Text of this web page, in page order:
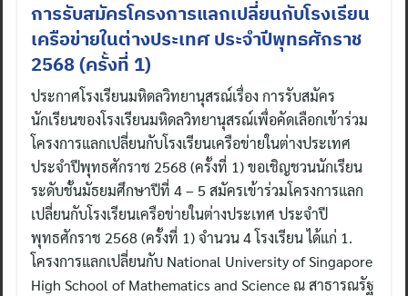
การรับสมัครโครงการแลกเปลี่ยนกับโรงเรียน
เครือข่ายในต่างประเทศ ประจำปีพุทธศักราช
2568 (ครั้งที่ 1)
ประกาศโรงเรียนมหิดลวิทยานุสรณ์เรื่อง การรับสมัคร
นักเรียนของโรงเรียนมหิดลวิทยานุสรณ์เพื่อคัดเลือกเข้าร่วม
โครงการแลกเปลี่ยนกับโรงเรียนเครือข่ายในต่างประเทศ
ประจำปีพุทธศักราช 2568 (ครั้งที่ 1) ขอเชิญชวนนักเรียน
ระดับชั้นมัธยมศึกษาปีที่ 4 – 5 สมัครเข้าร่วมโครงการแลก
เปลี่ยนกับโรงเรียนเครือข่ายในต่างประเทศ ประจำปี
พุทธศักราช 2568 (ครั้งที่ 1) จำนวน 4 โรงเรียน ได้แก่ 1.
โครงการแลกเปลี่ยนกับ National University of Singapore
High School of Mathematics and Science ณ สาธารณรัฐ